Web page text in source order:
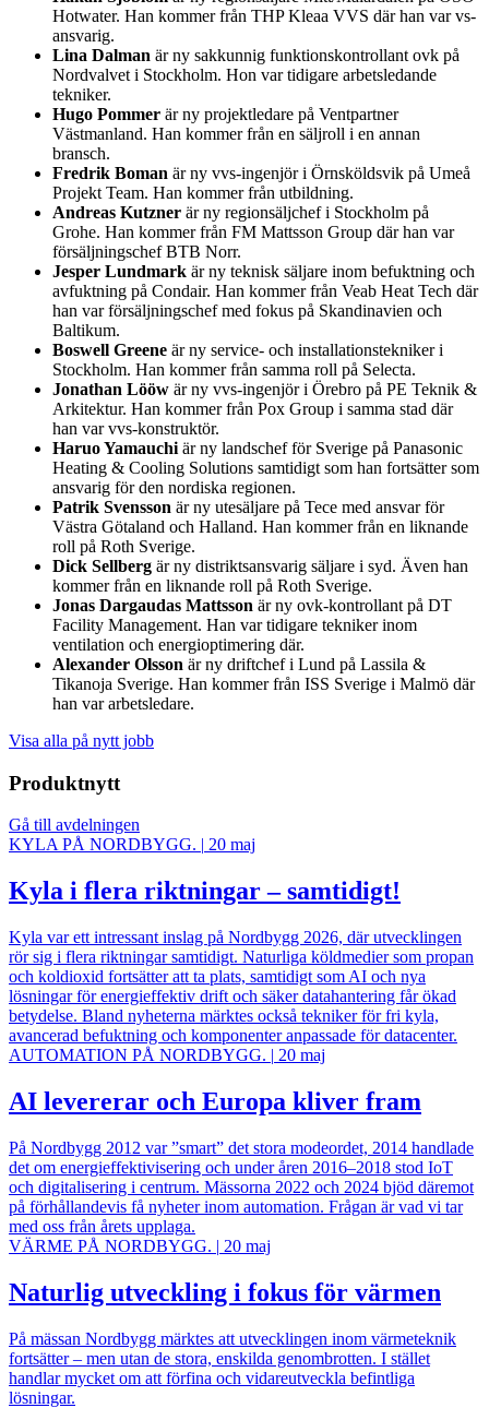
Hotwater. Han kommer från THP Kleaa VVS där han var vs-
ansvarig.
Lina Dalman är ny sakkunnig funktionskontrollant ovk på
Nordvalvet i Stockholm. Hon var tidigare arbetsledande
tekniker.
Hugo Pommer är ny projektledare på Ventpartner
Västmanland. Han kommer från en säljroll i en annan
bransch.
Fredrik Boman är ny vvs-ingenjör i Örnsköldsvik på Umeå
Projekt Team. Han kommer från utbildning.
Andreas Kutzner är ny regionsäljchef i Stockholm på
Grohe. Han kommer från FM Mattsson Group där han var
försäljningschef BTB Norr.
Jesper Lundmark är ny teknisk säljare inom befuktning och
avfuktning på Condair. Han kommer från Veab Heat Tech där
han var försäljningschef med fokus på Skandinavien och
Baltikum.
Boswell Greene är ny service- och installationstekniker i
Stockholm. Han kommer från samma roll på Selecta.
Jonathan Lööw är ny vvs-ingenjör i Örebro på PE Teknik &
Arkitektur. Han kommer från Pox Group i samma stad där
han var vvs-konstruktör.
Haruo Yamauchi är ny landschef för Sverige på Panasonic
Heating & Cooling Solutions samtidigt som han fortsätter som
ansvarig för den nordiska regionen.
Patrik Svensson är ny utesäljare på Tece med ansvar för
Västra Götaland och Halland. Han kommer från en liknande
roll på Roth Sverige.
Dick Sellberg är ny distriktsansvarig säljare i syd. Även han
kommer från en liknande roll på Roth Sverige.
Jonas Dargaudas Mattsson är ny ovk-kontrollant på DT
Facility Management. Han var tidigare tekniker inom
ventilation och energioptimering där.
Alexander Olsson är ny driftchef i Lund på Lassila &
Tikanoja Sverige. Han kommer från ISS Sverige i Malmö där
han var arbetsledare.
Visa alla på nytt jobb
Produktnytt
Gå till avdelningen
KYLA PÅ NORDBYGG. | 20 maj
Kyla i flera riktningar – samtidigt!
Kyla var ett intressant inslag på Nordbygg 2026, där utvecklingen
rör sig i flera riktningar samtidigt. Naturliga köldmedier som propan
och koldioxid fortsätter att ta plats, samtidigt som AI och nya
lösningar för energieffektiv drift och säker datahantering får ökad
betydelse. Bland nyheterna märktes också tekniker för fri kyla,
avancerad befuktning och komponenter anpassade för datacenter.
AUTOMATION PÅ NORDBYGG. | 20 maj
AI levererar och Europa kliver fram
På Nordbygg 2012 var ”smart” det stora modeordet, 2014 handlade
det om energieffektivisering och under åren 2016–2018 stod IoT
och digitalisering i centrum. Mässorna 2022 och 2024 bjöd däremot
på förhållandevis få nyheter inom automation. Frågan är vad vi tar
med oss från årets upplaga.
VÄRME PÅ NORDBYGG. | 20 maj
Naturlig utveckling i fokus för värmen
På mässan Nordbygg märktes att utvecklingen inom värmeteknik
fortsätter – men utan de stora, enskilda genombrotten. I stället
handlar mycket om att förfina och vidareutveckla befintliga
lösningar.